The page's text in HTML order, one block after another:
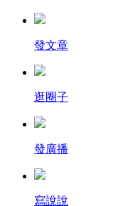
發文章
逛圈子
發廣播
寫說說